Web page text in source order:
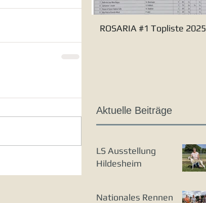
ROSARIA #1 Topliste 2025
Aktuelle Beiträge
LS Ausstellung
Hildesheim
Nationales Rennen